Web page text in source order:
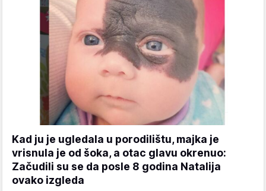
Kad ju je ugledala u porodilištu, majka je
vrisnula je od šoka, a otac glavu okrenuo:
Začudili su se da posle 8 godina Natalija
ovako izgleda